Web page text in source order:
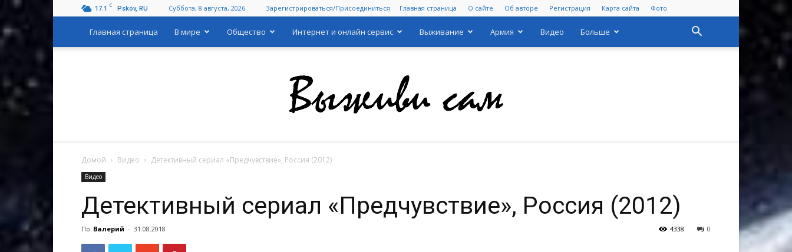
17.1 C Pskov, RU Суббота, 8 августа, 2026 Зарегистрироваться/Присоединиться Главная страница О сайте Об авторе Регистрация Карта сайта Фото
Главная страница В мире Общество Интернет и онлайн сервис Выживание Армия Видео Больше
Домой Видео Детективный сериал «Предчувствие», Россия (2012)
Видео
Детективный сериал «Предчувствие», Россия (2012)
По Валерий - 31.08.2018 0
4338